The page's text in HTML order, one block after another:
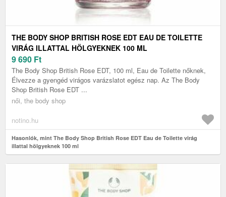
THE BODY SHOP BRITISH ROSE EDT EAU DE TOILETTE
VIRÁG ILLATTAL HÖLGYEKNEK 100 ML
9 690 Ft
The Body Shop British Rose EDT, 100 ml, Eau de Toilette nőknek,
Élvezze a gyengéd virágos varázslatot egész nap. Az The Body
Shop British Rose EDT ...
női, the body shop
notino.hu
Hasonlók, mint The Body Shop British Rose EDT Eau de Toilette virág
illattal hölgyeknek 100 ml